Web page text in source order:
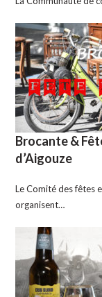
Brocante &
d’Aigouze
Le Comité des fêtes
organisent…